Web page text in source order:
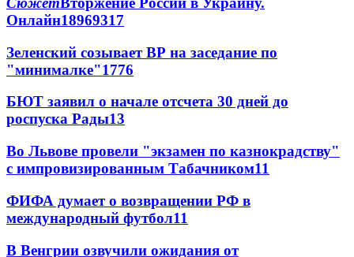
Онлайн18969317
Зеленский созывает ВР на заседание по
"минималке"1776
БЮТ заявил о начале отсчета 30 дней до
роспуска Рады13
Во Львове провели "экзамен по казнокрадству"
с импровизированным Табачником11
ФИФА думает о возвращении РФ в
международный футбол11
В Венгрии озвучили ожидания от